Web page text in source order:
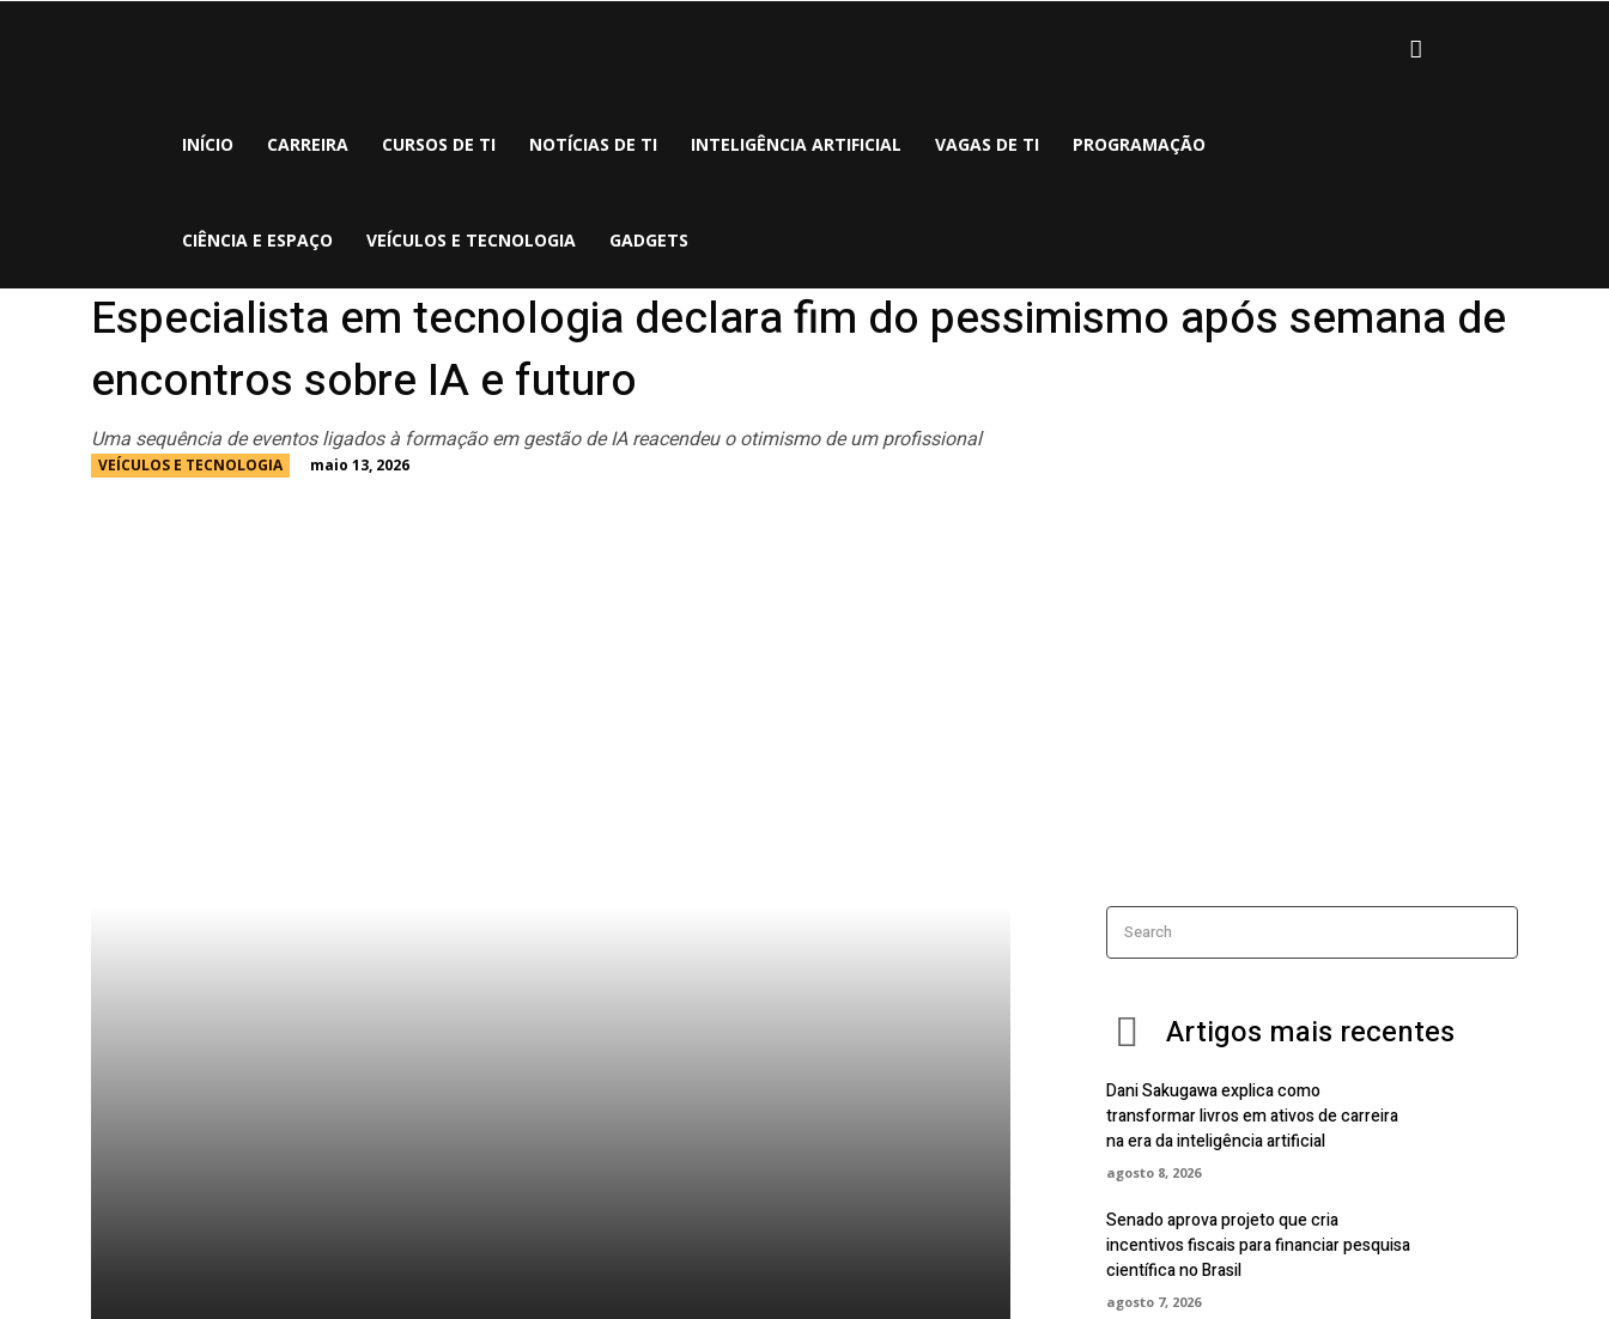
INÍCIO CARREIRA CURSOS DE TI NOTÍCIAS DE TI INTELIGÊNCIA ARTIFICIAL VAGAS DE TI PROGRAMAÇÃO
CIÊNCIA E ESPAÇO VEÍCULOS E TECNOLOGIA GADGETS
Especialista em tecnologia declara fim do pessimismo após semana de
encontros sobre IA e futuro
Uma sequência de eventos ligados à formação em gestão de IA reacendeu o otimismo de um profissional
VEÍCULOS E TECNOLOGIA maio 13, 2026
Search
Artigos mais recentes
Dani Sakugawa explica como
transformar livros em ativos de carreira
na era da inteligência artificial
agosto 8, 2026
Senado aprova projeto que cria
incentivos fiscais para financiar pesquisa
científica no Brasil
agosto 7, 2026